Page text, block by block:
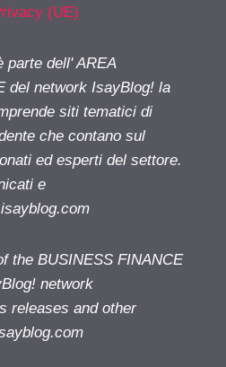
(UE)
parte dell' AREA
del network IsayBlog! la
siti tematici di
che contano sul
ed esperti del settore.
e
the BUSINESS FINANCE
network
releases and other